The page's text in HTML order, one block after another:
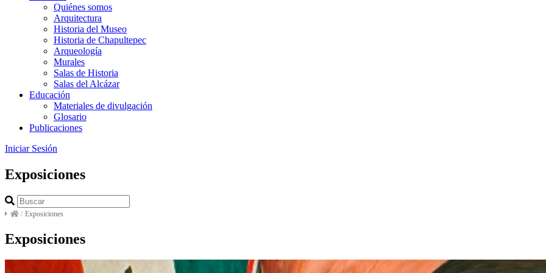
Quiénes somos
Arquitectura
Historia del Museo
Historia de Chapultepec
Arqueología
Murales
Salas de Historia
Salas del Alcázar
Educación
Materiales de divulgación
Glosario
Publicaciones
Iniciar Sesión
Exposiciones
/ Exposiciones
Exposiciones